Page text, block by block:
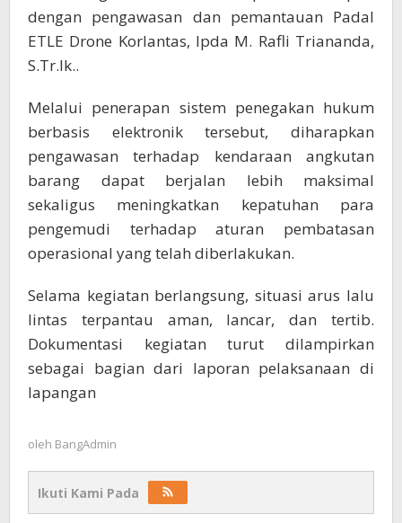
dengan pengawasan dan pemantauan Padal
ETLE Drone Korlantas, Ipda M. Rafli Triananda,
S.Tr.Ik..
Melalui penerapan sistem penegakan hukum
berbasis elektronik tersebut, diharapkan
pengawasan terhadap kendaraan angkutan
barang dapat berjalan lebih maksimal
sekaligus meningkatkan kepatuhan para
pengemudi terhadap aturan pembatasan
operasional yang telah diberlakukan.
Selama kegiatan berlangsung, situasi arus lalu
lintas terpantau aman, lancar, dan tertib.
Dokumentasi kegiatan turut dilampirkan
sebagai bagian dari laporan pelaksanaan di
lapangan
oleh BangAdmin
Ikuti Kami Pada